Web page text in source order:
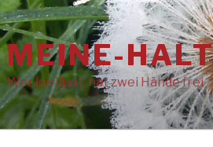
MEINE-
Wer los lässt, hat zwei Hände frei